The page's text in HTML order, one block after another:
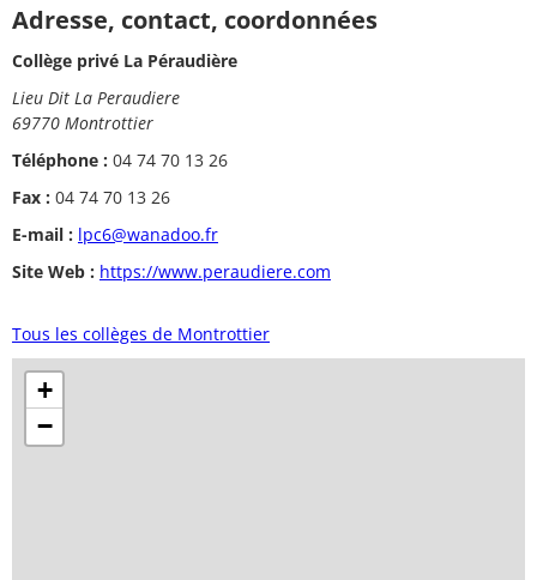
Adresse, contact, coordonnées
Collège privé La Péraudière
Lieu Dit La Peraudiere
69770 Montrottier
Téléphone : 04 74 70 13 26
Fax : 04 74 70 13 26
E-mail : lpc6@wanadoo.fr
Site Web : https://www.peraudiere.com
Tous les collèges de Montrottier
+
−